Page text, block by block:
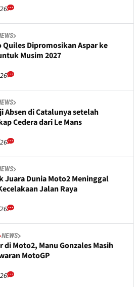
Quiles Dipromosikan Aspar ke
Musim 2027
Absen di Catalunya setelah
Cedera dari Le Mans
Juara Dunia Moto2 Meninggal
Jalan Raya
NEWS
di Moto2, Manu Gonzales Masih
MotoGP